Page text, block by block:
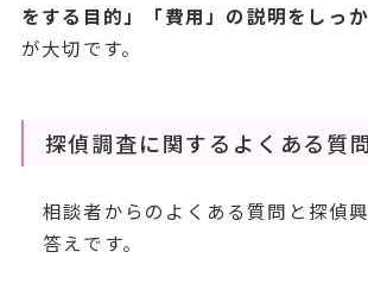
をする目的」「費用」の説明をしっ
が大切です。
探偵調査に関するよくある質
相談者からのよくある質問と探偵
答えです。